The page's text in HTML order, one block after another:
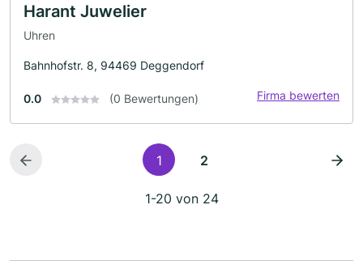
Harant Juwelier
Uhren
Bahnhofstr. 8, 94469 Deggendorf
0.0 (0 Bewertungen) Firma bewerten
1 2
1-20 von 24